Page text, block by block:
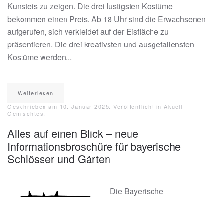
Kunsteis zu zeigen. Die drei lustigsten Kostüme
bekommen einen Preis. Ab 18 Uhr sind die Erwachsenen
aufgerufen, sich verkleidet auf der Eisfläche zu
präsentieren. Die drei kreativsten und ausgefallensten
Kostüme werden...
Weiterlesen
Geschrieben am 10. Januar 2025 . Veröffentlicht in Akuell
Gemischtes
Alles auf einen Blick – neue
Informationsbroschüre für bayerische
Schlösser und Gärten
Die Bayerische